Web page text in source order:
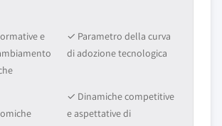
e
✓ Parametro della curva
di adozione tecnologica
✓ Dinamiche competitive
e aspettative di